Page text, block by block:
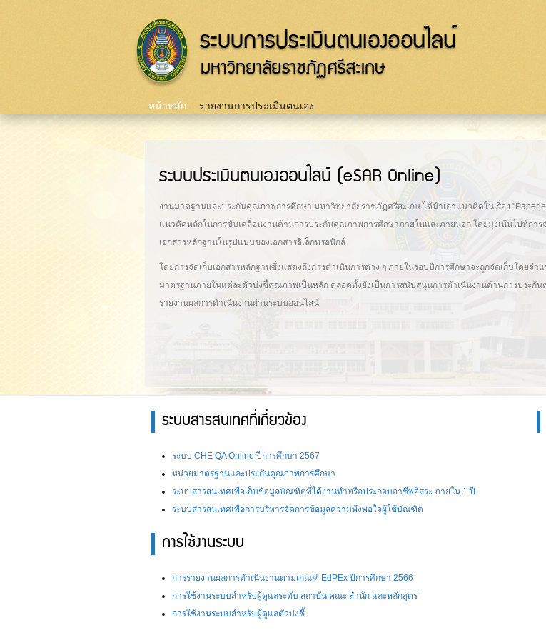
content
Main menu
หน้าหลัก รายงานการประเมินตนเอง
ระบบประเมินตนเองออนไลน์ (eSAR Online)
งานมาตฐานและประกันคุณภาพการศึกษา มหาวิทยาลัยราชภัฏศรีสะเกษ ได้นำเอาแนวคิดในเรื่อง
แนวคิดหลักในการขับเคลื่อนงานด้านการประกันคุณภาพการศึกษาภายในและภายนอก โดยมุ่งเน้นไปที่การ
เอกสารหลักฐานในรูปแบบของเอกสารอิเล็กทรอนิกส์
โดยการจัดเก็บเอกสารหลักฐานซึ่งแสดงถึงการดำเนินการต่าง ๆ ภายในรอบปีการศึกษาจะถูกจัดเก็บโดยจ
มาตรฐานภายในแต่ละตัวบ่งชี้คุณภาพเป็นหลัก ตลอดทั้งยังเป็นการสนับสนุนการดำเนินงานด้านการประกัน
รายงานผลการดำเนินงานผ่านระบบออนไลน์
ระบบสารสนเทศที่เกี่ยวข้อง
ระบบ CHE QA Online ปีการศึกษา 2567
หน่วยมาตรฐานและประกันคุณภาพการศึกษา
ระบบสารสนเทศเพื่อเก็บข้อมูลบัณฑิตที่ได้งานทำหรือประกอบอาชีพอิสระ ภายใน 1 ปี
ระบบสารสนเทศเพื่อการบริหารจัดการข้อมูลความพึงพอใจผู้ใช้บัณฑิต
การใช้งานระบบ
การรายงานผลการดำเนินงานตามเกณฑ์ EdPEx ปีการศึกษา 2566
การใช้งานระบบสำหรับผู้ดูแลระดับ สถาบัน คณะ สำนัก และหลักสูตร
การใช้งานระบบสำหรับผู้ดูแลตัวบ่งชี้